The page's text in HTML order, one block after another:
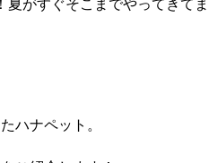
夏がすぐそこまでやってきて
ハナペット。